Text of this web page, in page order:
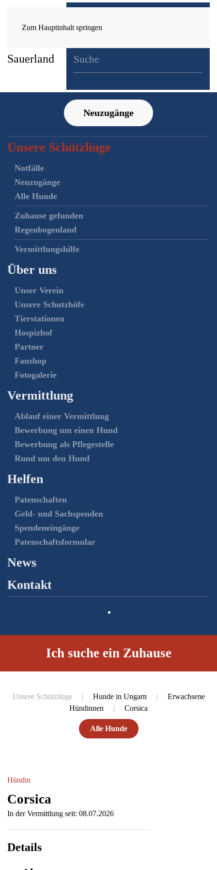
Zum Hauptinhalt springen
Neuzugänge
Unsere Schützlinge
Notfälle
Neuzugänge
Alle Hunde
Zuhause gefunden
Regenbogenland
Vermittlungshilfe
Über uns
Unser Verein
Unsere Schutzhöfe
Tierstationen
Hospizhof
Partner
Fanshop
Fotogalerie
Vermittlung
Ablauf einer Vermittlung
Bewerbung um einen Hund
Bewerbung als Pflegestelle
Rund um den Hund
Helfen
Patenschaften
Geld- und Sachspenden
Spendeneingänge
Patenschaftsformular
News
Kontakt
Ich suche ein Zuhause
Unsere Schützlinge Hunde in Ungarn
Erwachsene
Hündinnen
Corsica
Alle Hunde
Hündin
Corsica
In der Vermittlung seit: 08.07.2026
Details